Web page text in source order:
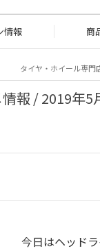
情報 商
タイヤ・ホイール専門
報 / 2019年5
今日はヘッド